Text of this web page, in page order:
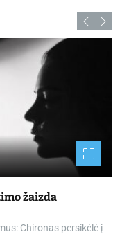
žaizda
Chironas persikėlė į